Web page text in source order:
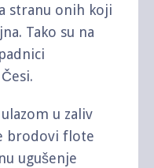
stranu onih koji
Tako su na
u zaliv
brodovi flote
ugušenje